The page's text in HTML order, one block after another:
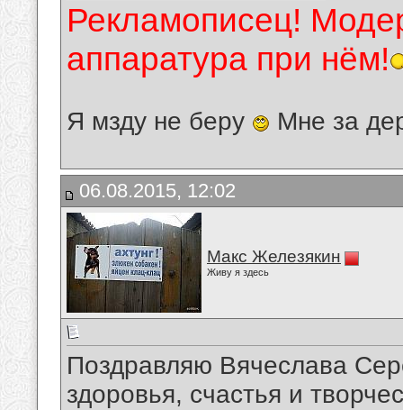
Рекламописец!
аппаратура при нём!
Я мзду не беру Мне за
06.08.2015, 12:02
Макс Железякин
Живу я здесь
Поздравляю Вячеслава
здоровья, счастья и